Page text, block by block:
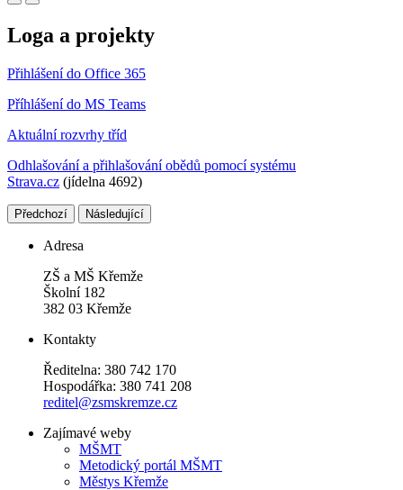
Loga a projekty
Přihlášení do Office 365
Příhlášení do MS Teams
Aktuální rozvrhy tříd
Odhlašování a přihlašování obědů pomocí systému
Strava.cz (jídelna 4692)
Předchozí Následující
Adresa
ZŠ a MŠ Křemže
Školní 182
382 03 Křemže
Kontakty
Ředitelna: 380 742 170
Hospodářka: 380 741 208
reditel@zsmskremze.cz
Zajímavé weby
MŠMT
Metodický portál MŠMT
Městys Křemže